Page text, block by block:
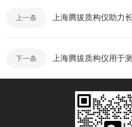
上一条
下一条 上海腾拔质构仪用于